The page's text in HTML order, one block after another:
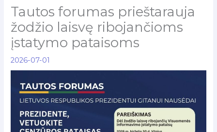
Tautos forumas prieštarauja
žodžio laisvę ribojančioms
įstatymo pataisoms
2026-07-01